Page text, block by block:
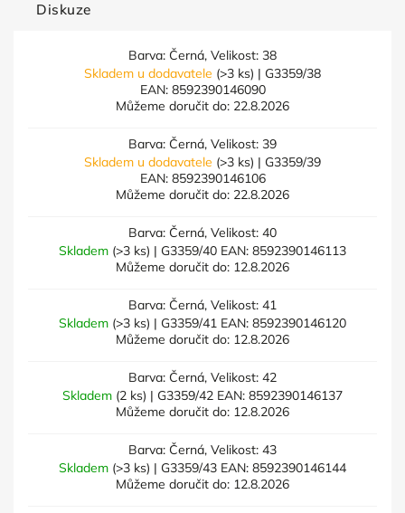
Diskuze
Barva: Černá, Velikost: 38
Skladem u dodavatele (>3 ks) | G3359/38
EAN: 8592390146090
Můžeme doručit do: 22.8.2026
Barva: Černá, Velikost: 39
Skladem u dodavatele (>3 ks) | G3359/39
EAN: 8592390146106
Můžeme doručit do: 22.8.2026
Barva: Černá, Velikost: 40
Skladem (>3 ks) | G3359/40 EAN: 8592390146113
Můžeme doručit do: 12.8.2026
Barva: Černá, Velikost: 41
Skladem (>3 ks) | G3359/41 EAN: 8592390146120
Můžeme doručit do: 12.8.2026
Barva: Černá, Velikost: 42
Skladem (2 ks) | G3359/42 EAN: 8592390146137
Můžeme doručit do: 12.8.2026
Barva: Černá, Velikost: 43
Skladem (>3 ks) | G3359/43 EAN: 8592390146144
Můžeme doručit do: 12.8.2026